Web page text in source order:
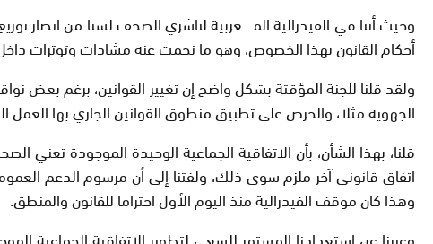
وحيث أننا في الفيدرالية المــــــغربية لناشري الصحف لسنا من
أحكام القانون بهذا الخصوص، وهو ما نجمت عنه مشادات وتوترات
ولقد قلنا للجنة المؤقتة بشكل واضح إن تغيير القوانين، برغم بعض
الجهوية مثلا، والحرص على تطبيق منطوق القوانين الجاري بها العمل
قلنا، بهذا الشأن، بأن الاتفاقية الجماعية الوحيدة الموجودة تعني
اتفاق قانوني آخر ملزم سوى ذلك، ولفتنا إلى أن مرسوم الدعم
وهذا كان موقف الفيدرالية منذ اليوم الأول احتراما للقانون والمنطق.